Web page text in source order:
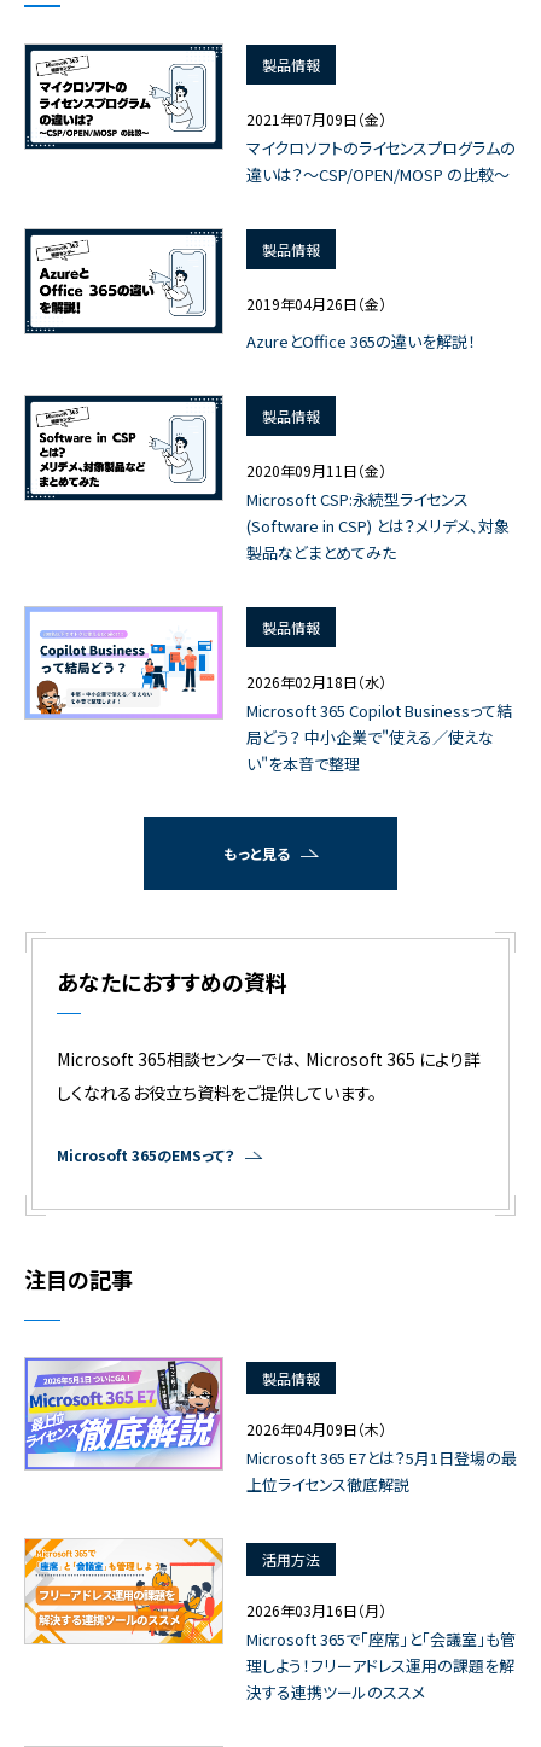
製品情報
2021年07月09日（金）
マイクロソフトのライセンスプログラムの
違いは？～CSP/OPEN/MOSP の比較～
製品情報
2019年04月26日（金）
AzureとOffice 365の違いを解説！
製品情報
2020年09月11日（金）
Microsoft CSP:永続型ライセンス
(Software in CSP) とは？メリデメ、対象
製品などまとめてみた
製品情報
2026年02月18日（水）
Microsoft 365 Copilot Businessって結
局どう？ 中小企業で"使える／使えな
い"を本音で整理
もっと見る
あなたにおすすめの資料
Microsoft 365相談センターでは、 Microsoft 365 により詳
しくなれるお役立ち資料をご提供しています。
Microsoft 365のEMSって？
注目の記事
製品情報
2026年04月09日（木）
Microsoft 365 E7とは？5月1日登場の最
上位ライセンス徹底解説
活用方法
2026年03月16日（月）
Microsoft 365で「座席」と「会議室」も管
理しよう！フリーアドレス運用の課題を解
決する連携ツールのススメ